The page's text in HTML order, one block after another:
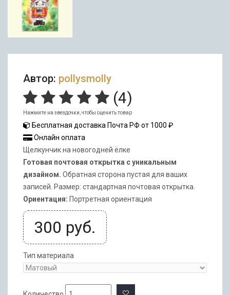
Автор: pollysmolly
(4)
Нажмите на звездочки, чтобы оценить товар
Бесплатная доставка Почта РФ от 1000 ₽
Онлайн оплата
Щелкунчик на новогодней ёлке
Готовая почтовая открытка с уникальным
дизайном. Обратная сторона пустая для ваших
записей. Размер: стандартная почтовая открытка.
Ориентация: Портретная ориентация
300 руб.
Тип материала